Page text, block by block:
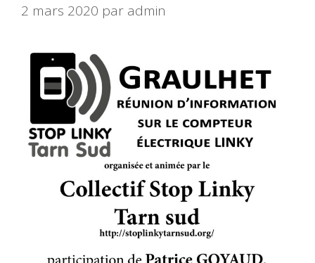
2 mars 2020 par admin